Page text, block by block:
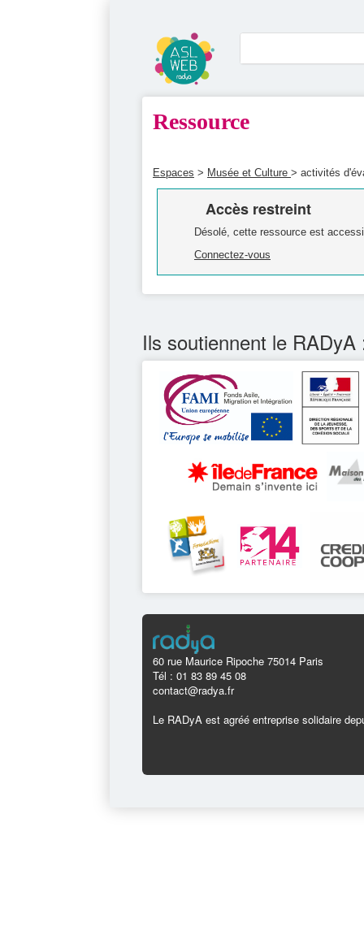
Ressource
Espaces > Musée et Culture > activités
Accès restreint
Désolé, cette ressource est
Connectez-vous
Ils soutiennent le RADyA
60 rue Maurice Ripoche 75014 Paris
Tél : 01 83 89 45 08
contact@radya.fr
Le RADyA est agréé entreprise solidaire